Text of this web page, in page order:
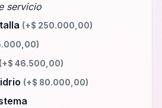
servicio
(+$ 250.000,00)
)
(+$ 46.500,00)
(+$ 80.000,00)